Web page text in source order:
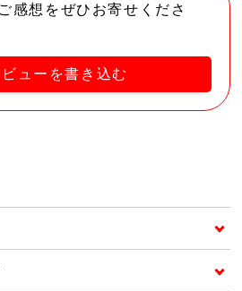
感想をぜひお寄せくださ
ューを書き込む